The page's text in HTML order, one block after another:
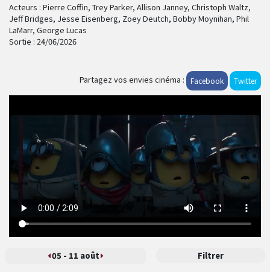
Acteurs : Pierre Coffin, Trey Parker, Allison Janney, Christoph Waltz,
Jeff Bridges, Jesse Eisenberg, Zoey Deutch, Bobby Moynihan, Phil
LaMarr, George Lucas
Sortie : 24/06/2026
Partagez vos envies cinéma : Facebook Twitter
05 - 11 août Filtrer